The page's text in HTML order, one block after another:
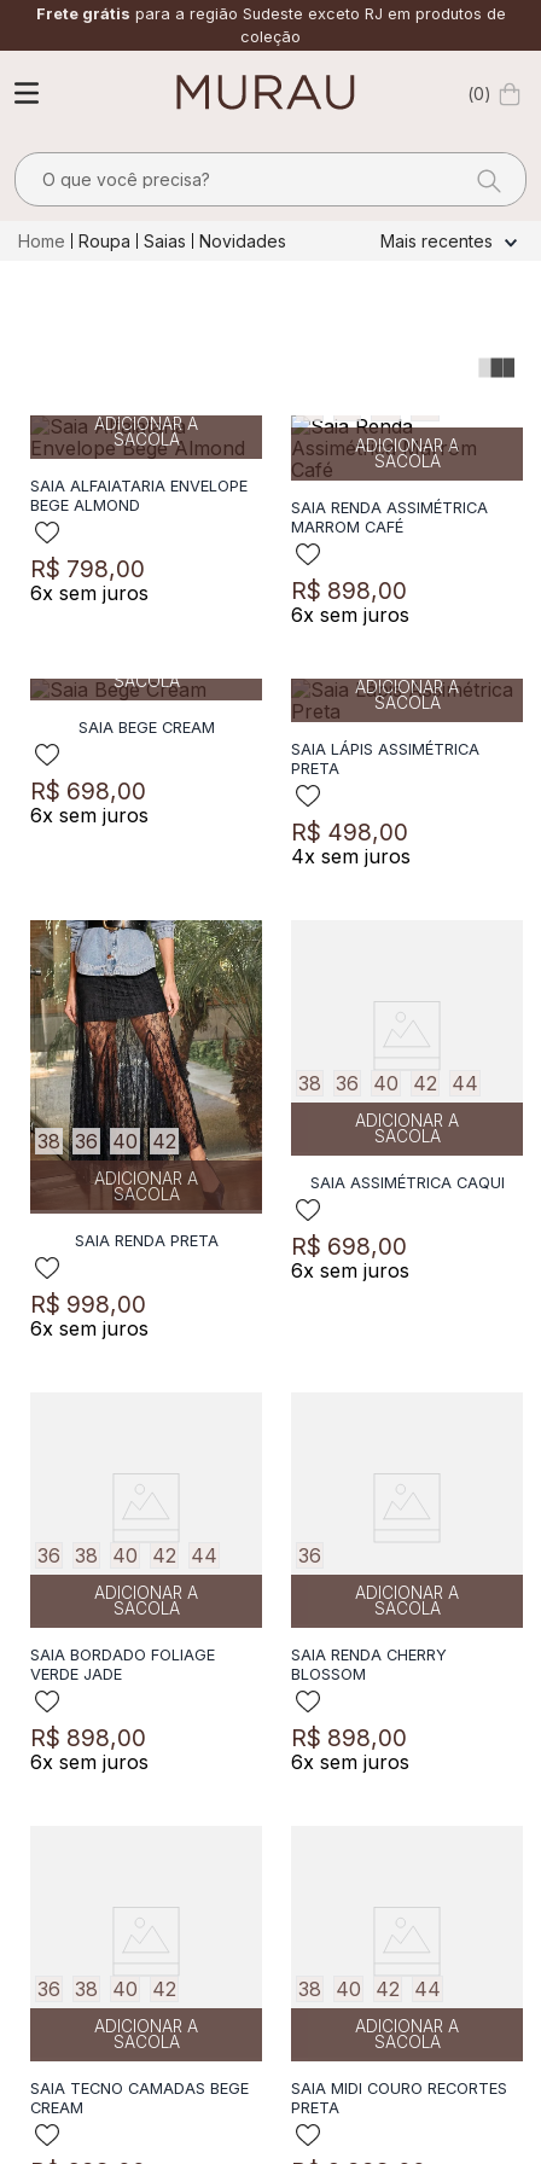
Frete grátis para a região Sudeste exceto RJ em produtos de
coleção
0
O que você precisa?
Roupa Saias Novidades Mais recentes
ADICIONAR A
SACOLA
SAIA ALFAIATARIA ENVELOPE
BEGE ALMOND
R$ 798,00
6x sem juros
ADICIONAR A
SACOLA
SAIA RENDA ASSIMÉTRICA
MARROM CAFÉ
R$ 898,00
6x sem juros
SACOLA
SAIA BEGE CREAM
R$ 698,00
6x sem juros
ADICIONAR A
SACOLA
SAIA LÁPIS ASSIMÉTRICA
PRETA
R$ 498,00
4x sem juros
38 36 40 42
ADICIONAR A
SACOLA
SAIA RENDA PRETA
R$ 998,00
6x sem juros
38 36 40 42 44
ADICIONAR A
SACOLA
SAIA ASSIMÉTRICA CAQUI
R$ 698,00
6x sem juros
36 38 40 42 44
ADICIONAR A
SACOLA
SAIA BORDADO FOLIAGE
VERDE JADE
R$ 898,00
6x sem juros
36
ADICIONAR A
SACOLA
SAIA RENDA CHERRY
BLOSSOM
R$ 898,00
6x sem juros
36 38 40 42
ADICIONAR A
SACOLA
SAIA TECNO CAMADAS BEGE
CREAM
38 40 42 44
ADICIONAR A
SACOLA
SAIA MIDI COURO RECORTES
PRETA
TERMOS MAIS BUSCADOS
5º
saia
6º
verde
7º
8º
preto
9º
camisa